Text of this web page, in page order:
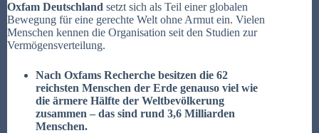
Oxfam Deutschland setzt sich als Teil einer globalen
Bewegung für eine gerechte Welt ohne Armut ein. Vielen
Menschen kennen die Organisation seit den Studien zur
Vermögensverteilung.
Nach Oxfams Recherche besitzen die 62
reichsten Menschen der Erde genauso viel wie
die ärmere Hälfte der Weltbevölkerung
zusammen – das sind rund 3,6 Milliarden
Menschen.